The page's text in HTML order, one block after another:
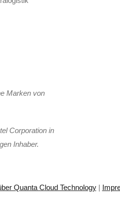
Marken von
Corporation in
Inhaber.
Quanta Cloud Technology|